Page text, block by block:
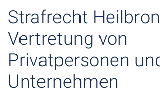
Strafrecht
Vertretung von
Privatpersonen
Unternehmen